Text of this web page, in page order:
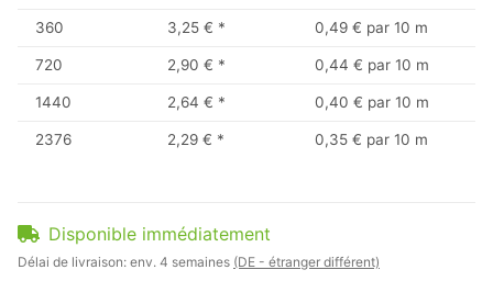
360 3,25 € * 0,49 € par 10 m
720 2,90 € * 0,44 € par 10 m
1440 2,64 € * 0,40 € par 10 m
2376 2,29 € * 0,35 € par 10 m
Disponible immédiatement
Délai de livraison: env. 4 semaines (DE - étranger différent)